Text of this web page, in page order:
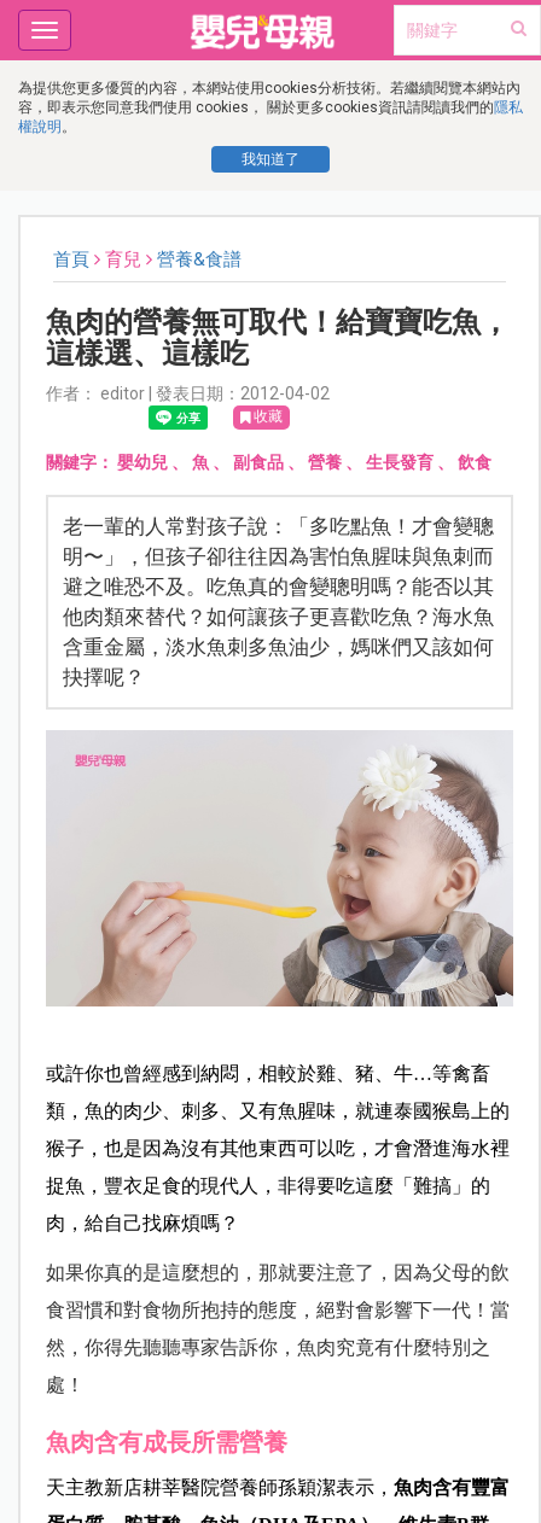
為提供您更多優質的內容，本網站使用cookies分析技術。若繼續閱覽本網站內
容，即表示您同意我們使用 cookies， 關於更多cookies資訊請閱讀我們的隱私
權說明 。
我知道了
Toggle
navigation
首頁 育兒 營養&食譜
魚肉的營養無可取代！給寶寶吃魚，
這樣選、這樣吃
作者： editor | 發表日期：2012-04-02
收藏
關鍵字： 嬰幼兒、 魚 、 副食品、 營養、 生長發育、 飲食
老一輩的人常對孩子說：「多吃點魚！才會變聰
明〜」，但孩子卻往往因為害怕魚腥味與魚刺而
避之唯恐不及。吃魚真的會變聰明嗎？能否以其
他肉類來替代？如何讓孩子更喜歡吃魚？海水魚
含重金屬，淡水魚刺多魚油少，媽咪們又該如何
抉擇呢？
或許你也曾經感到納悶，相較於雞、豬、牛…等禽畜
類，魚的肉少、刺多、又有魚腥味，就連泰國猴島上的
猴子，也是因為沒有其他東西可以吃，才會潛進海水裡
捉魚，豐衣足食的現代人，非得要吃這麼「難搞」的
肉，給自己找麻煩嗎？
如果你真的是這麼想的，那就要注意了，因為父母的飲
食習慣和對食物所抱持的態度，絕對會影響下一代！當
然，你得先聽聽專家告訴你，魚肉究竟有什麼特別之
處！
魚肉含有成長所需營養
天主教新店耕莘醫院營養師孫穎潔表示， 魚肉含有豐富